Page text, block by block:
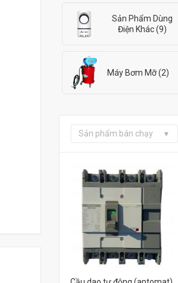
Sản Phẩm Dùng
Điện Khác (9)
Máy Bơm Mỡ (2)
Sản phẩm bán chạy